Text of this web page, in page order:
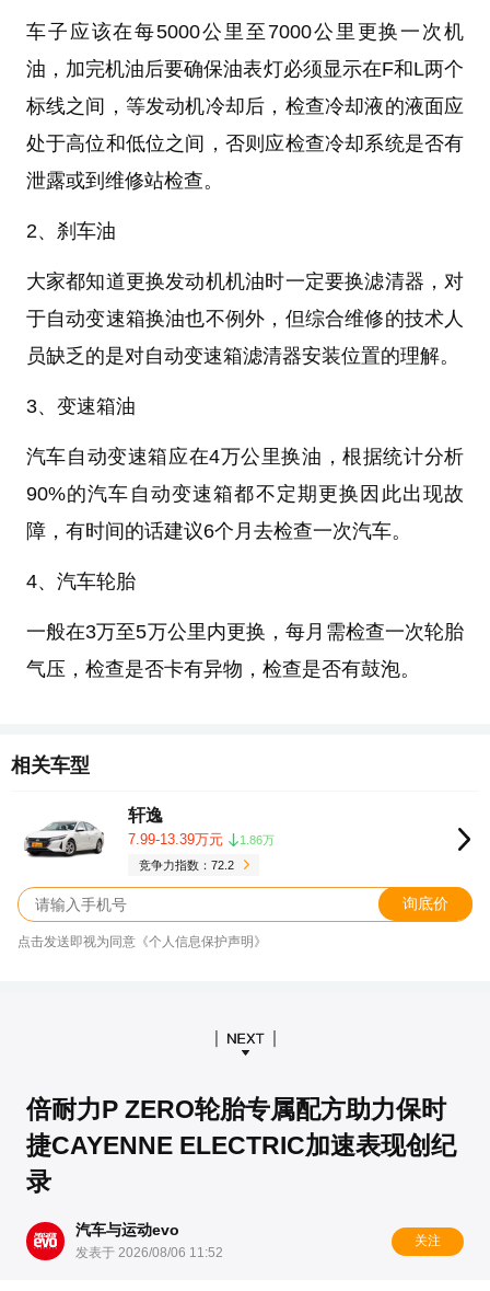
车子应该在每5000公里至7000公里更换一次机
油，加完机油后要确保油表灯必须显示在F和L两个
标线之间，等发动机冷却后，检查冷却液的液面应
处于高位和低位之间，否则应检查冷却系统是否有
泄露或到维修站检查。
2、刹车油
大家都知道更换发动机机油时一定要换滤清器，对
于自动变速箱换油也不例外，但综合维修的技术人
员缺乏的是对自动变速箱滤清器安装位置的理解。
3、变速箱油
汽车自动变速箱应在4万公里换油，根据统计分析
90%的汽车自动变速箱都不定期更换因此出现故
障，有时间的话建议6个月去检查一次汽车。
4、汽车轮胎
一般在3万至5万公里内更换，每月需检查一次轮胎
气压，检查是否卡有异物，检查是否有鼓泡。
相关车型
轩逸
7.99-13.39万元
1.86万
竞争力指数：72.2
询底价
点击发送即视为同意《个人信息保护声明》
倍耐力P ZERO轮胎专属配方助力保时
捷CAYENNE ELECTRIC加速表现创纪
录
汽车与运动evo
发表于 2026/08/06 11:52
关注